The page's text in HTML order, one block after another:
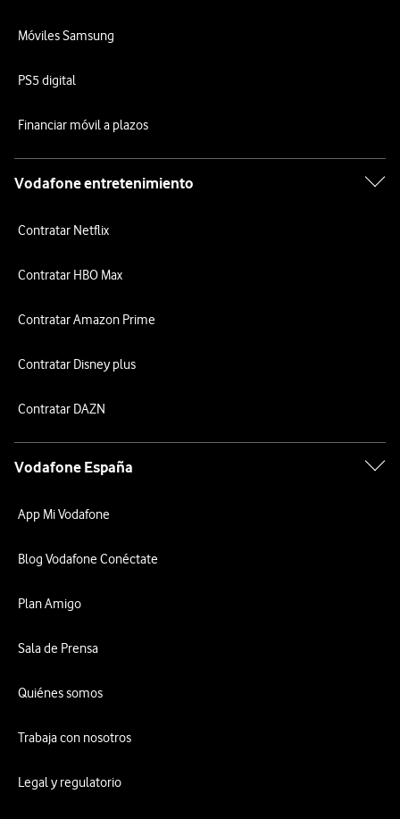
Móviles Samsung
PS5 digital
Financiar móvil a plazos
Vodafone entretenimiento
Contratar Netflix
Contratar HBO Max
Contratar Amazon Prime
Contratar Disney plus
Contratar DAZN
Vodafone España
App Mi Vodafone
Blog Vodafone Conéctate
Plan Amigo
Sala de Prensa
Quiénes somos
Trabaja con nosotros
Legal y regulatorio